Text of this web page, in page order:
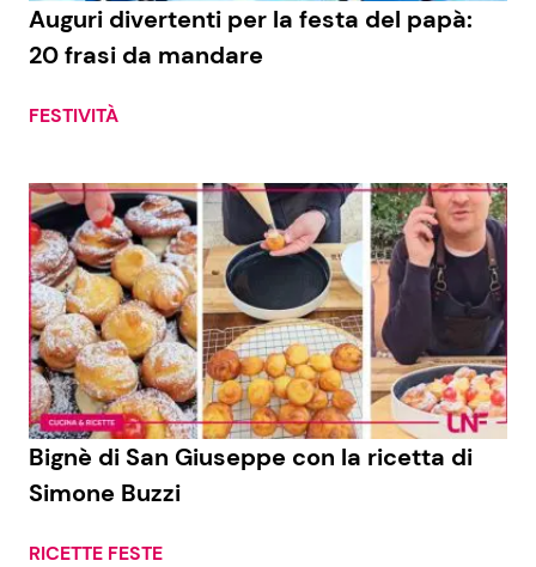
Festività Ricette per Bambini
Seguici
Info
Chi siamo
Disclaimer e Privacy
Redazione
Contattaci
Pubblicità
Auguri divertenti per la festa del papà:
20 frasi da mandare
FESTIVITÀ
Bignè di San Giuseppe con la ricetta di
Simone Buzzi
RICETTE FESTE